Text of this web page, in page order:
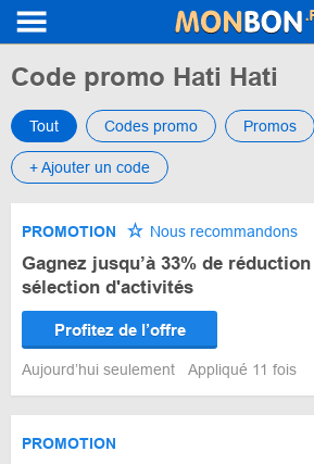
Code promo Hati Hati
Tout Codes promo Promos
+ Ajouter un code
PROMOTION Nous recommandons
Gagnez jusqu’à 33% de
sélection d'activités
Profitez de l’offre
Aujourd’hui seulement Appliqué 11 fois
PROMOTION